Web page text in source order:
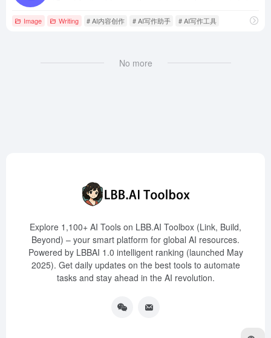
Image Writing # AI内容创作 # AI写作助手 # AI写作工具
No more
Explore 1,100+ AI Tools on LBB.AI Toolbox (Link, Build,
Beyond) – your smart platform for global AI resources.
Powered by LBBAI 1.0 intelligent ranking (launched May
2025). Get daily updates on the best tools to automate
tasks and stay ahead in the AI revolution.